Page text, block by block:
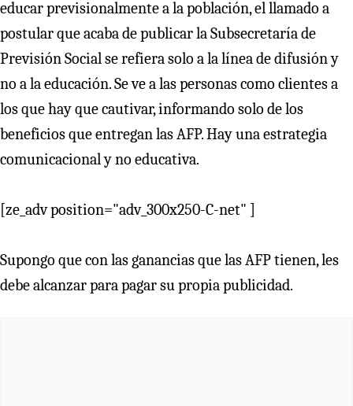
educar previsionalmente a la población, el llamado a
postular que acaba de publicar la Subsecretaría de
Previsión Social se refiera solo a la línea de difusión y
no a la educación. Se ve a las personas como clientes a
los que hay que cautivar, informando solo de los
beneficios que entregan las AFP. Hay una estrategia
comunicacional y no educativa.
[ze_adv position="adv_300x250-C-net" ]
Supongo que con las ganancias que las AFP tienen, les
debe alcanzar para pagar su propia publicidad.